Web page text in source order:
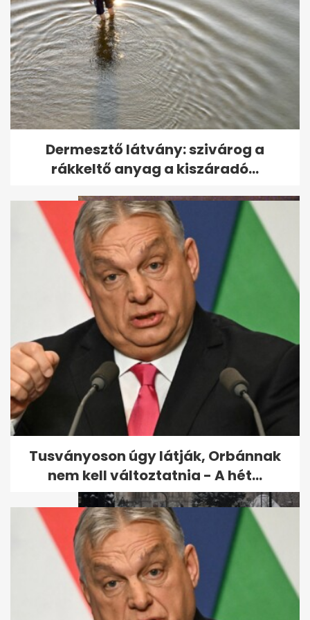
Leesett az első hó - ezeket az
utakat most jobb elkerülni
Videón az első idei hóesés
Dermesztő látvány: szivárog a
rákkeltő anyag a kiszáradó...
Tusványoson úgy látják, Orbánnak
nem kell változtatnia - A hét...